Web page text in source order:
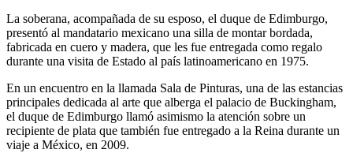
La soberana, acompañada de su esposo, el duque de Edimburgo,
presentó al mandatario mexicano una silla de montar bordada,
fabricada en cuero y madera, que les fue entregada como regalo
durante una visita de Estado al país latinoamericano en 1975.
En un encuentro en la llamada Sala de Pinturas, una de las estancias
principales dedicada al arte que alberga el palacio de Buckingham,
el duque de Edimburgo llamó asimismo la atención sobre un
recipiente de plata que también fue entregado a la Reina durante un
viaje a México, en 2009.